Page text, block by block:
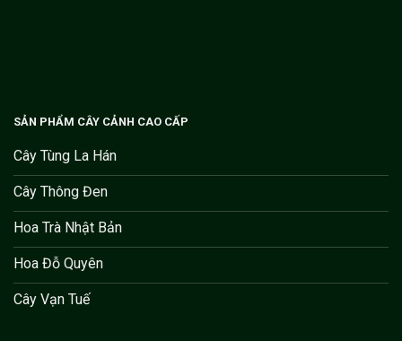
SẢN PHẨM CÂY CẢNH CAO CẤP
Cây Tùng La Hán
Cây Thông Đen
Hoa Trà Nhật Bản
Hoa Đỗ Quyên
Cây Vạn Tuế